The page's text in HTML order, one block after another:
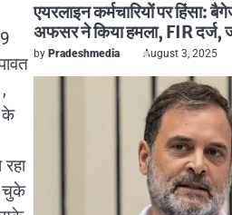
के
चुके
एयरलाइन कर्मचारियों पर हिंसा:
अफसर ने किया हमला, FIR दर्ज,
by Pradeshmedia August 3, 2025